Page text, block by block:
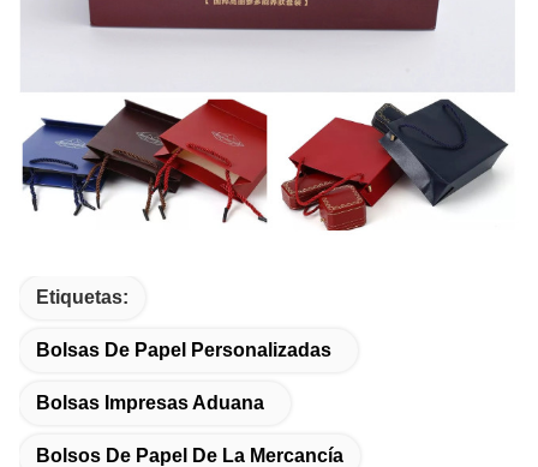
Etiquetas:
Bolsas De Papel Personalizadas
Bolsas Impresas Aduana
Bolsos De Papel De La Mercancía